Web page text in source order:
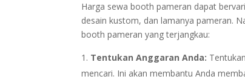
Harga sewa booth pameran dapat
desain kustom, dan lamanya pameran.
booth pameran yang terjangkau:
Tentukan Anggaran Anda:
mencari. Ini akan membantu Anda